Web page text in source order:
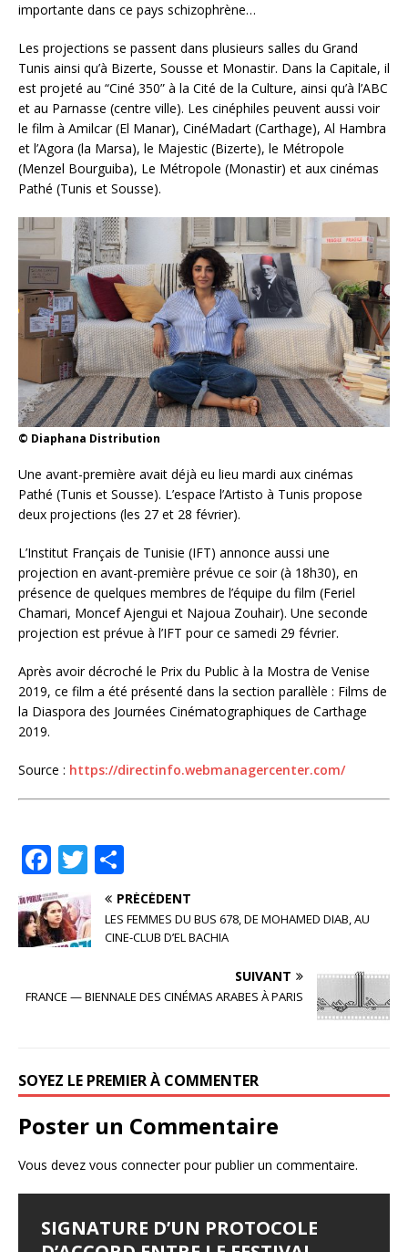
importante dans ce pays schizophrène…
Les projections se passent dans plusieurs salles du Grand
Tunis ainsi qu’à Bizerte, Sousse et Monastir. Dans la Capitale, il
est projeté au “Ciné 350” à la Cité de la Culture, ainsi qu’à l’ABC
et au Parnasse (centre ville). Les cinéphiles peuvent aussi voir
le film à Amilcar (El Manar), CinéMadart (Carthage), Al Hambra
et l’Agora (la Marsa), le Majestic (Bizerte), le Métropole
(Menzel Bourguiba), Le Métropole (Monastir) et aux cinémas
Pathé (Tunis et Sousse).
© Diaphana Distribution
Une avant-première avait déjà eu lieu mardi aux cinémas
Pathé (Tunis et Sousse). L’espace l’Artisto à Tunis propose
deux projections (les 27 et 28 février).
L’Institut Français de Tunisie (IFT) annonce aussi une
projection en avant-première prévue ce soir (à 18h30), en
présence de quelques membres de l’équipe du film (Feriel
Chamari, Moncef Ajengui et Najoua Zouhair). Une seconde
projection est prévue à l’IFT pour ce samedi 29 février.
Après avoir décroché le Prix du Public à la Mostra de Venise
2019, ce film a été présenté dans la section parallèle : Films de
la Diaspora des Journées Cinématographiques de Carthage
2019.
Source : https://directinfo.webmanagercenter.com/
F
a
c
e
o
T
w
it
te
ar
ta
g
r
PRÉCÉDENT
LES FEMMES DU BUS 678, DE MOHAMED DIAB, AU
CINE-CLUB D’EL BACHIA
SUIVANT
FRANCE — BIENNALE DES CINÉMAS ARABES À PARIS
SOYEZ LE PREMIER À COMMENTER
Poster un Commentaire
Vous devez vous connecterpour publier un commentaire.
SIGNATURE D’UN PROTOCOLE
FESTIVAL D’AMMAN 2026 : EYA
LES JOURNÉES
LE SYNDROME DE DJAMILA
JALILA BORHANE